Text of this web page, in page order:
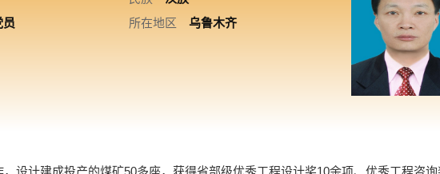
员 所在地区
乌鲁木齐
设计建成投产的煤矿50多座，获得省部级优秀工程设计奖10余项、优秀工程咨